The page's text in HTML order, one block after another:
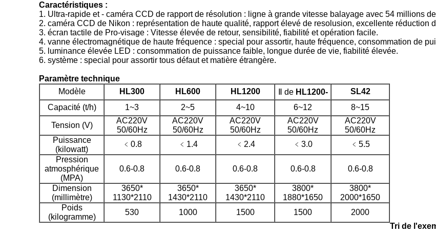
Caractéristiques :
1. Ultra-rapide et - caméra CCD de rapport de résolution : ligne à grande vitesse balayage avec 54 millions
2. caméra CCD de Nikon : représentation de haute qualité, rapport élevé de resolusion, excellente réduction
3. écran tactile de Pro-visage : Vitesse élevée de retour, sensibilité, fiabilité et opération facile.
4. vanne électromagnétique de haute fréquence : special pour assortir, haute fréquence, consommation de
5. luminance élevée LED : consommation de puissance faible, longue durée de vie, fiabilité élevée.
6. système : special pour assortir tous défaut et matière étrangère.
Paramètre technique
Modèle
HL300 HL600 HL1200 Ⅱ de HL1200-
SL42
Capacité (t/h)
1~3 2~5 4~10 6~12 8~15
Tension (V)
AC220V
50/60Hz
AC220V
50/60Hz
AC220V
50/60Hz
AC220V
50/60Hz
AC220V
50/60Hz
Puissance
(kilowatt)
﹤0.8 ﹤1.4 ﹤2.4 ﹤3.0
﹤5.5
Pression
atmosphérique
(MPA)
0.6-0.8 0.6-0.8 0.6-0.8 0.6-0.8 0.6-0.8
Dimension
(millimètre)
3650*
1130*2110
3650*
1430*2110
3650*
1430*2110
3800*
1880*1650
3800*
2000*1650
Poids
(kilogramme)
530 1000 1500 1500
2000
Tri de